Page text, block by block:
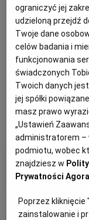
dla Ciebie w
ograniczyć jej
udzieloną przejdź
Twoje dane
celów badania i
funkcjonowania
świadczonych
Twoich danych
jej spółki
masz prawo
„Ustawień
administratorem –
podmiotu, wobec
znajdziesz w
Prywatności
Poprzez
zainstalowanie i